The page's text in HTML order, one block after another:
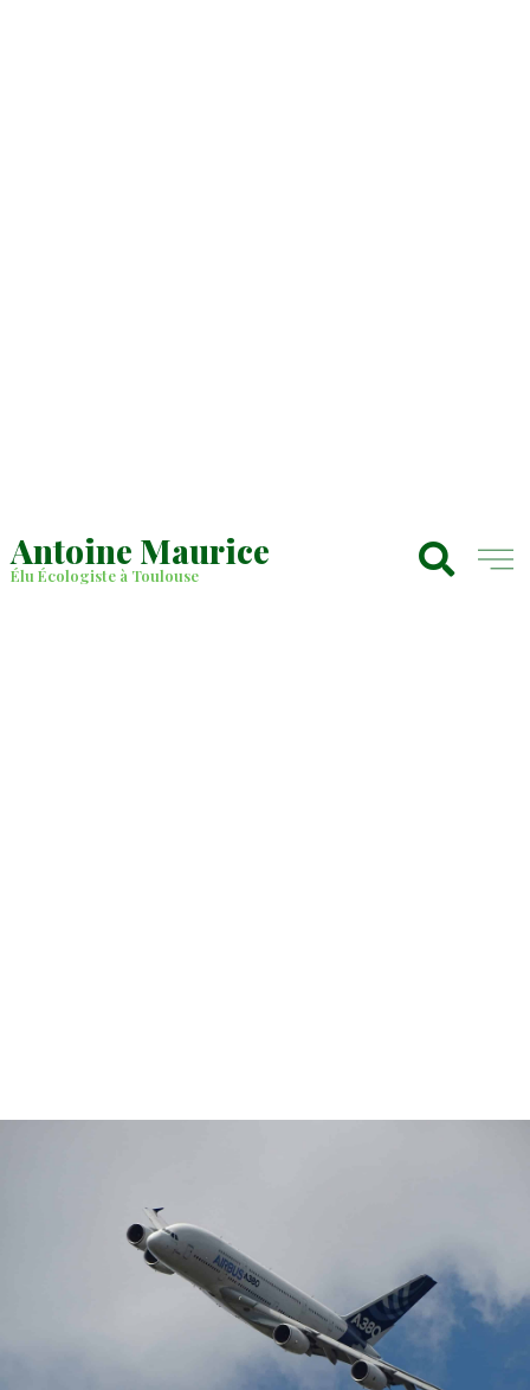
Antoine Maurice
Élu Écologiste à Toulouse